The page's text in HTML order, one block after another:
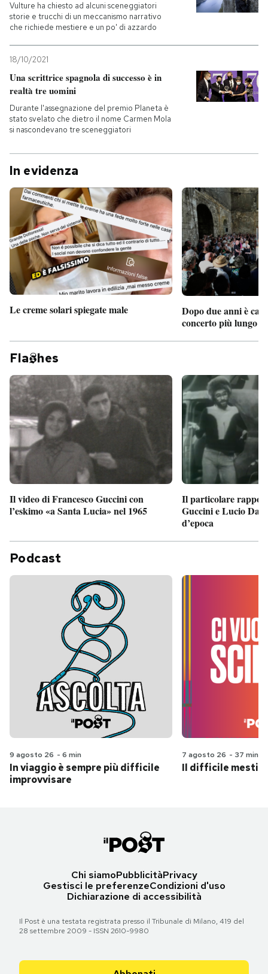
Vulture ha chiesto ad alcuni sceneggiatori
storie e trucchi di un meccanismo narrativo
che richiede mestiere e un po' di azzardo
18/10/2021
Una scrittrice spagnola di successo è in
realtà tre uomini
Durante l'assegnazione del premio Planeta è
stato svelato che dietro il nome Carmen Mola
si nascondevano tre sceneggiatori
In evidenza
Le creme solari spiegate male
Dopo due anni è
concerto più lungo
Fla hes
Il video di Francesco Guccini con
l’eskimo «a Santa Lucia» nel 1965
Il particolare
Guccini e Lucio
d’epoca
Podcast
9 agosto 26 - 6 min
In viaggio è sempre più difficile
improvvisare
7 agosto 26 - 37 min
Il difficile
Chi siamoPubblicitàPrivacy
Gestisci le preferenzeCondizioni d'uso
Dichiarazione di accessibilità
Il Post è una testata registrata presso il Tribunale di Milano, 419 del
28 settembre 2009 - ISSN 2610-9980